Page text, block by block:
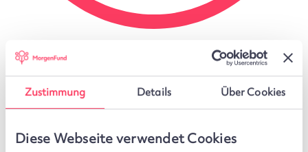
Zustimmung Details Über Cookies
Diese Webseite verwendet Cookies
Ordnung schaffen und vorbereitet
starten
Der Jahreswechsel ist ein guter Anlass, die
Unterlagen zu ordnen: